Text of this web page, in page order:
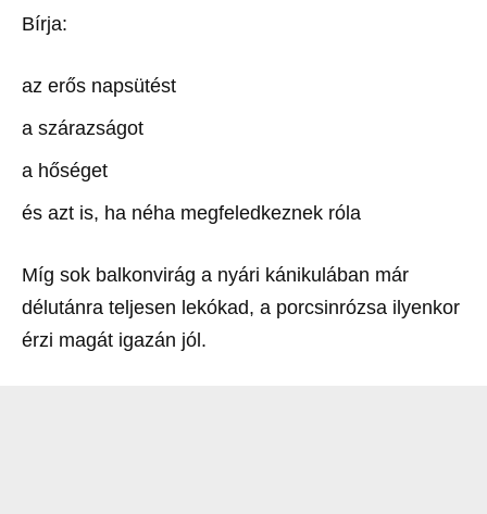
Bírja:
az erős napsütést
a szárazságot
a hőséget
és azt is, ha néha megfeledkeznek róla
Míg sok balkonvirág a nyári kánikulában már
délutánra teljesen lekókad, a porcsinrózsa ilyenkor
érzi magát igazán jól.